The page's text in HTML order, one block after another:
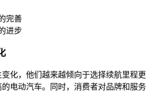
完善
进步
化，他们越来越倾向于选择续航里程更
电动汽车。同时，消费者对品牌和服务